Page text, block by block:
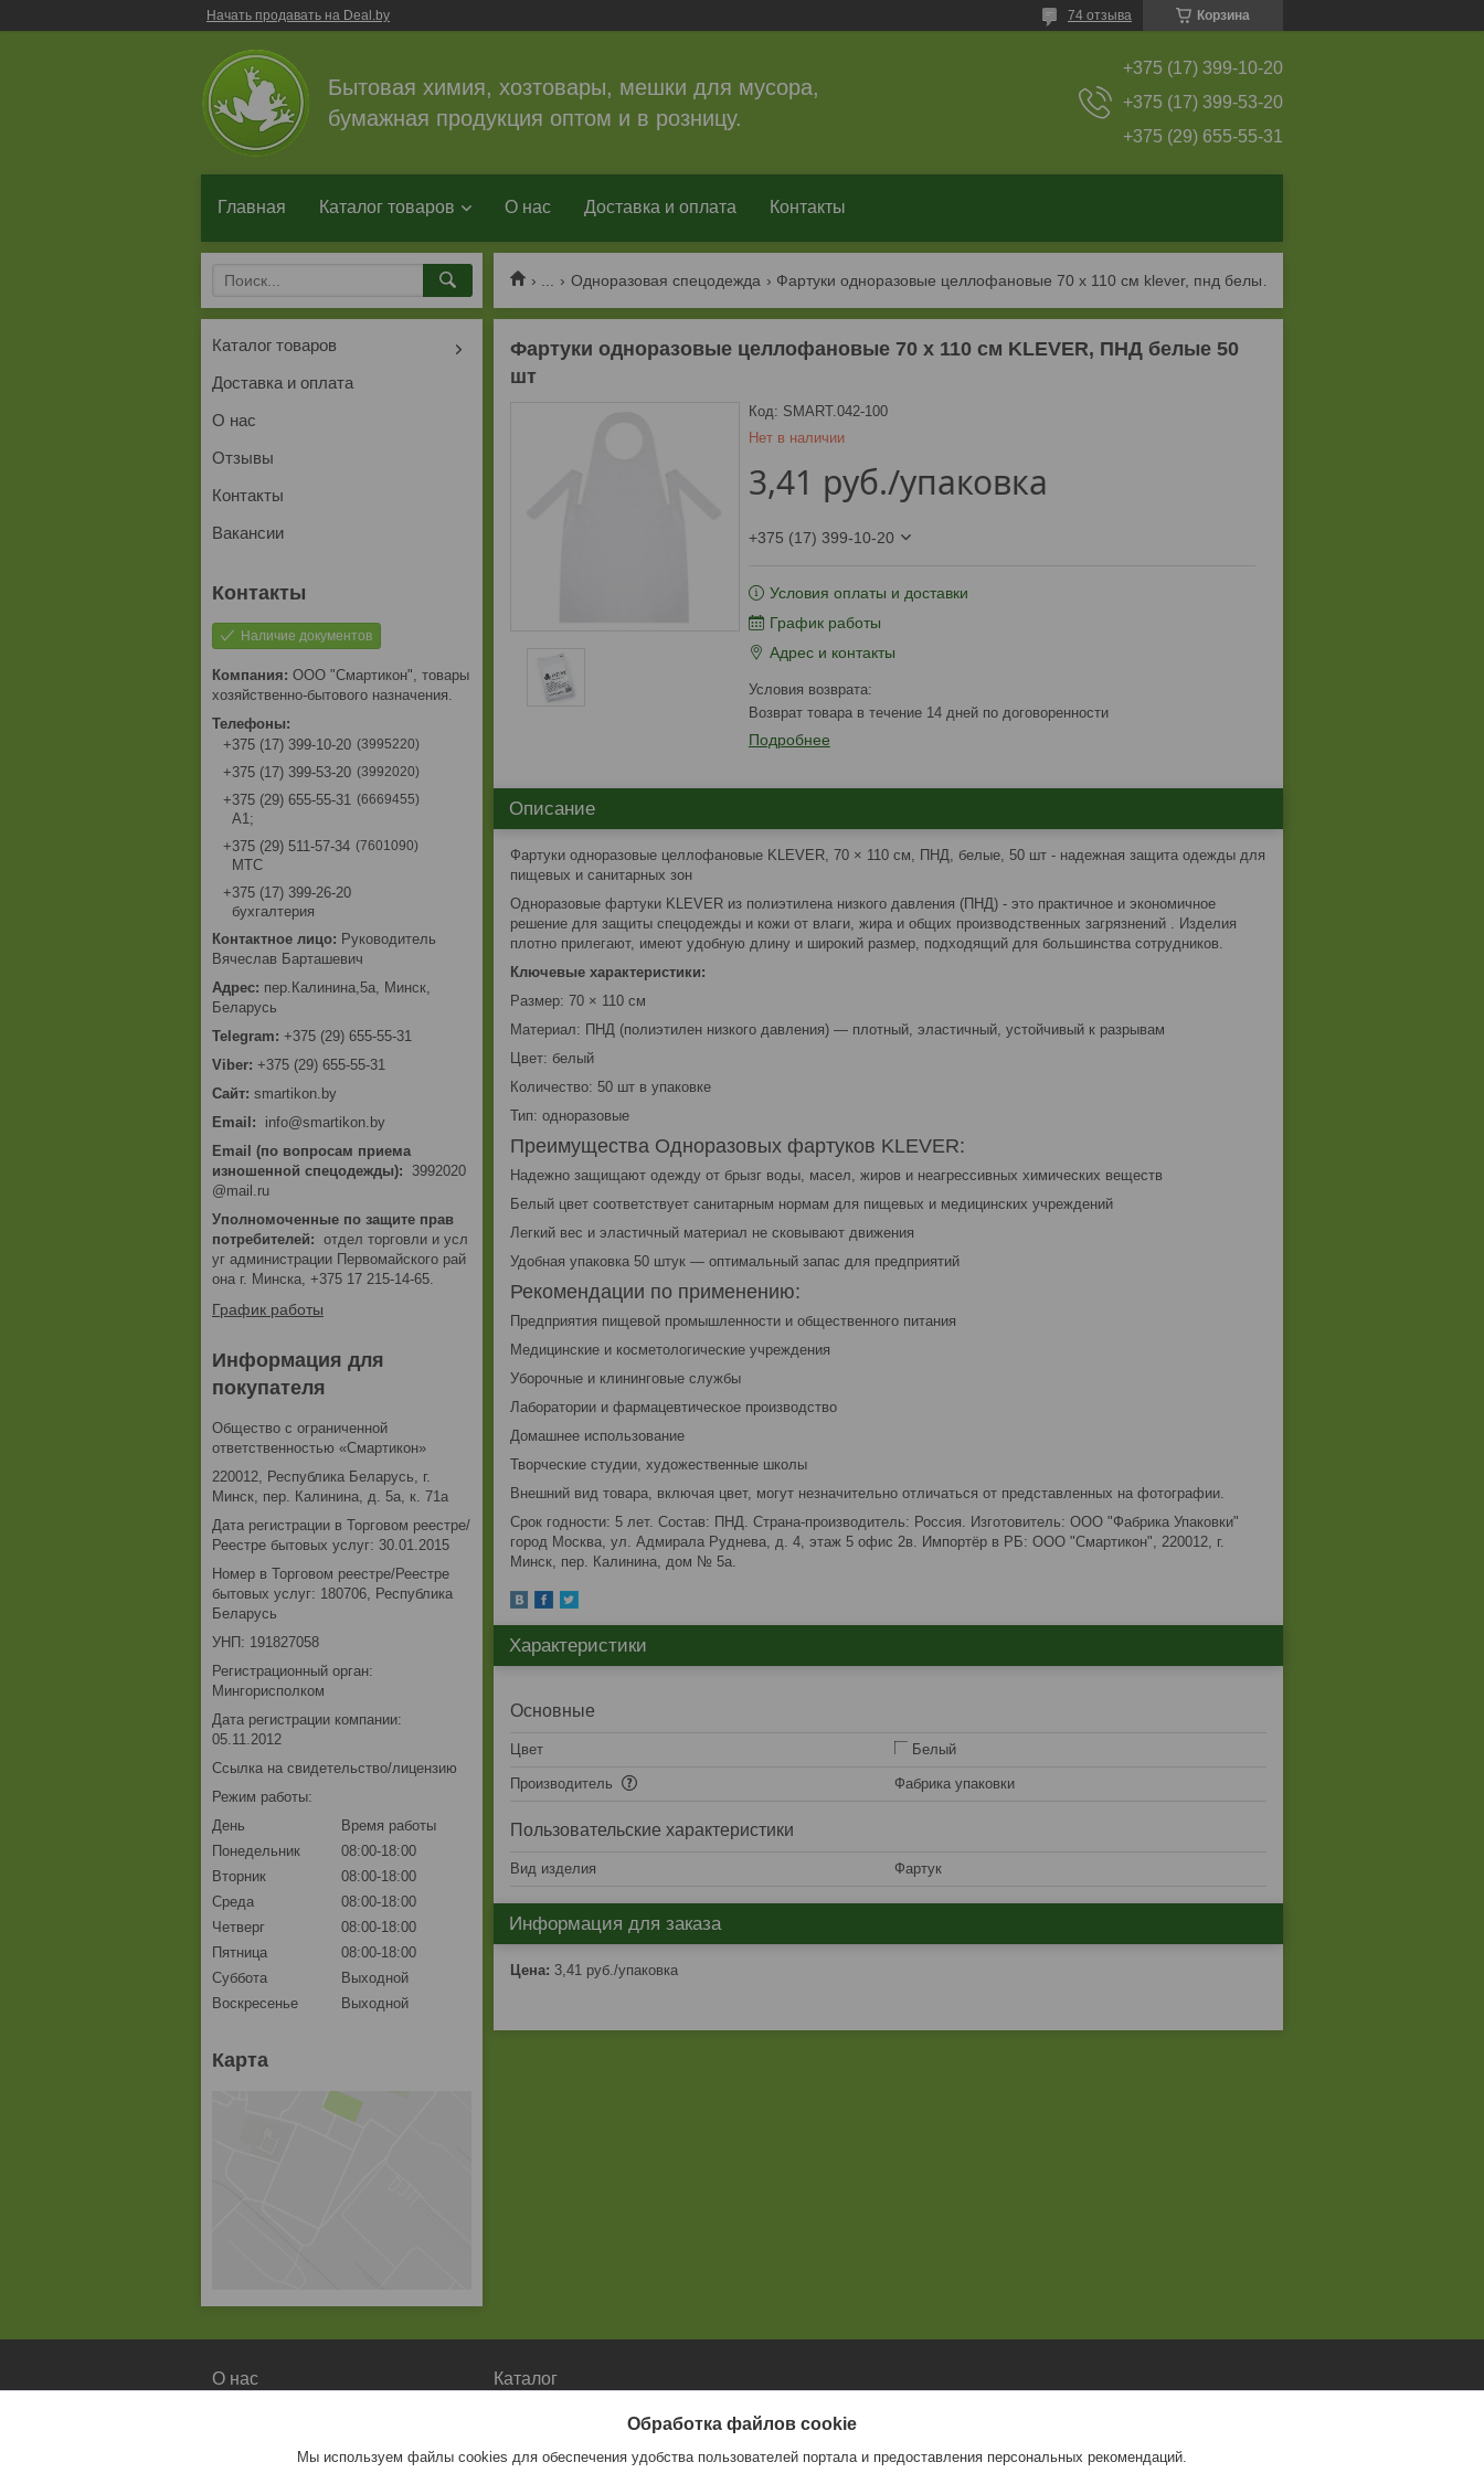
Начать продавать на Deal.by Корзина
74 отзыва
Бытовая химия, хозтовары, мешки для мусора,
бумажная продукция оптом и в розницу.
+375 (17) 399-10-20
+375 (17) 399-53-20
+375 (29) 655-55-31
Главная Каталог товаров О нас Доставка и оплата Контакты
Одноразовая спецодежда
Фартуки одноразовые целлофановые 70 х 110 см KLEVER, ПНД белые 50
шт
Нет в наличии
Код: SMART.042-100
3,41 руб./упаковка
+375 (17) 399-10-20
Условия оплаты и доставки
График работы
Адрес и контакты
возврат товара в течение 14 дней по договоренности
Подробнее
Описание
Фартуки одноразовые целлофановые KLEVER, 70 × 110 см, ПНД, белые, 50 шт - надежная защита одежды для
пищевых и санитарных зон
Одноразовые фартуки KLEVER из полиэтилена низкого давления (ПНД) - это практичное и экономичное
решение для защиты спецодежды и кожи от влаги, жира и общих производственных загрязнений . Изделия
плотно прилегают, имеют удобную длину и широкий размер, подходящий для большинства сотрудников.
Ключевые характеристики:
Размер: 70 × 110 см
Материал: ПНД (полиэтилен низкого давления) — плотный, эластичный, устойчивый к разрывам
Цвет: белый
Количество: 50 шт в упаковке
Тип: одноразовые
Преимущества Одноразовых фартуков KLEVER:
Надежно защищают одежду от брызг воды, масел, жиров и неагрессивных химических веществ
Белый цвет соответствует санитарным нормам для пищевых и медицинских учреждений
Легкий вес и эластичный материал не сковывают движения
Удобная упаковка 50 штук — оптимальный запас для предприятий
Рекомендации по применению:
Предприятия пищевой промышленности и общественного питания
Медицинские и косметологические учреждения
Уборочные и клининговые службы
Лаборатории и фармацевтическое производство
Домашнее использование
Творческие студии, художественные школы
Внешний вид товара, включая цвет, могут незначительно отличаться от представленных на фотографии.
Срок годности: 5 лет. Состав: ПНД. Страна-производитель: Россия. Изготовитель: ООО "Фабрика Упаковки"
город Москва, ул. Адмирала Руднева, д. 4, этаж 5 офис 2в. Импортёр в РБ: ООО "Смартикон", 220012, г.
Минск, пер. Калинина, дом № 5а.
Характеристики
Основные
Цвет Белый
Производитель Фабрика упаковки
Пользовательские характеристики
Вид изделия Фартук
Информация для заказа
Цена: 3,41 руб./упаковка
Каталог товаров
Доставка и оплата
О нас
Отзывы
Контакты
Вакансии
Наличие документов
ООО "Смартикон", товары
хозяйственно-бытового назначения.
+375 (17) 399-10-20 3995220
+375 (17) 399-53-20 3992020
+375 (29) 655-55-31 6669455
A1;
+375 (29) 511-57-34
7601090
МТС
+375 (17) 399-26-20
бухгалтерия
Руководитель
Вячеслав Барташевич
пер.Калинина,5а, Минск,
Беларусь
+375 (29) 655-55-31
+375 (29) 655-55-31
smartikon.by
Email
info@smartikon.by
Email (по вопросам приема
изношенной спецодежды)
3992020
@mail.ru
Уполномоченные по защите прав
потребителей
отдел торговли и усл
уг администрации Первомайского рай
она г. Минска, +375 17 215-14-65.
График работы
Информация для
покупателя
Общество с ограниченной
ответственностью «Смартикон»
220012, Республика Беларусь, г.
Минск, пер. Калинина, д. 5а, к. 71а
Дата регистрации в Торговом реестре/
Реестре бытовых услуг: 30.01.2015
Номер в Торговом реестре/Реестре
бытовых услуг: 180706, Республика
Беларусь
УНП: 191827058
Регистрационный орган:
Мингорисполком
Дата регистрации компании:
05.11.2012
Ссылка на свидетельство/лицензию
Режим работы:
День
Время работы
Понедельник
08:00-18:00
Вторник
08:00-18:00
Среда
08:00-18:00
Четверг
08:00-18:00
Пятница
08:00-18:00
Суббота
Выходной
Воскресенье
Выходной
Карта
О нас Каталог
Обработка файлов cookie
Мы используем файлы cookies для обеспечения удобства пользователей портала и предоставления персональных рекомендаций.